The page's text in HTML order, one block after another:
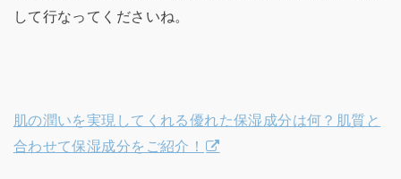
して行なってくださいね。
肌の潤いを実現してくれる優れた保湿成分は何？肌質と
合わせて保湿成分をご紹介！